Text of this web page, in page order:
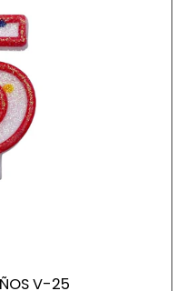
V-25